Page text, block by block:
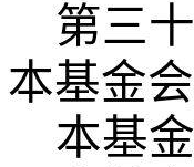
第三
本基金
本基